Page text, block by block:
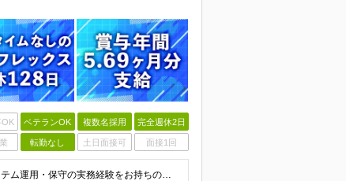
ベテランOK 複数名採用 完全週休2日
転勤なし 土日面接可 面接1回
【30代～40代のメンバーが活躍中！】 ◎学歴不問 ◎システム運用・保守の実務経験をお持ちの方 ◎リーダーまたはプロジェクトマネジメント経験がある、または挑戦したい方 ★インフラエンジニアとして次の